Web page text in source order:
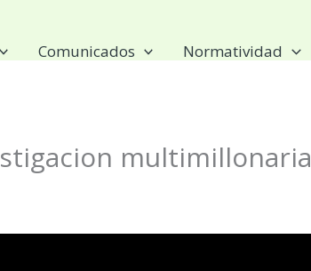
Comunicados Normatividad
multimillonaria